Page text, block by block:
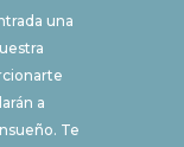
una
a
Te